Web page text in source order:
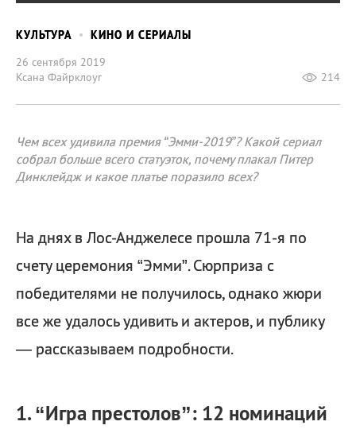
КУЛЬТУРА
КИНО И СЕРИАЛЫ
26 сентября 2019
Ксана Файрклоуг
214
Чем всех удивила премия “Эмми-2019”? Какой сериал
собрал больше всего статуэток, почему плакал Питер
Динклейдж и какое платье поразило всех?
На днях в Лос-Анджелесе прошла 71-я по
счету церемония “Эмми”. Сюрприза с
победителями не получилось, однако жюри
все же удалось удивить и актеров, и публику
— рассказываем подробности.
1. “Игра престолов”: 12 номинаций